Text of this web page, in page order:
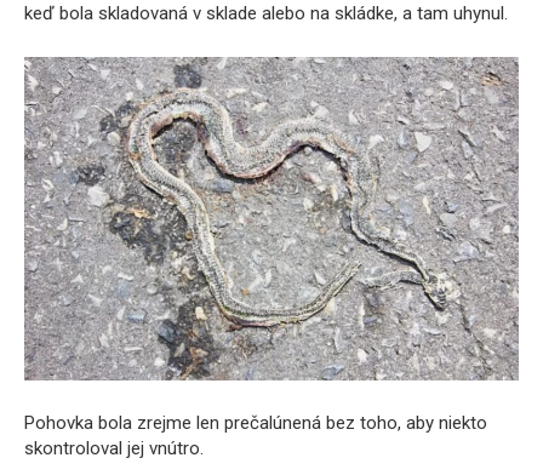
keď bola skladovaná v sklade alebo na skládke, a tam uhynul.
Pohovka bola zrejme len prečalúnená bez toho, aby niekto
skontroloval jej vnútro.